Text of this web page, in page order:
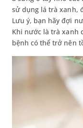
sử dụng lá trà xanh,
Lưu ý, bạn hãy đợi
Khi nước là trà xanh
bệnh có thể trở nên